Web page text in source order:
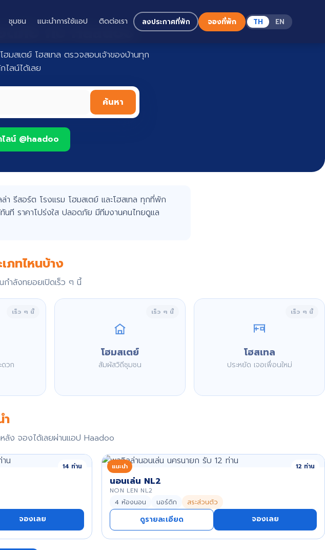
ชุมชน แนะนำการใช้แอป ติดต่อเรา ลงประกาศที่พัก จองที่พัก TH EN
ดภัย กับ Haadoo
สเตย์ โฮสเทล ตรวจสอบเจ้าของบ้านทุก
ลน์ได้เลย
ค้นหา
ไลน์ @haadoo
รีสอร์ต โรงแรม โฮมสเตย์ และโฮสเทล ทุกที่พัก
ที ราคาโปร่งใส ปลอดภัย มีทีมงานคนไทยดูแล
ภทไหนบ้าง
กำลังทยอยเปิดเร็ว ๆ นี้
เร็ว ๆ นี้
ดวก
เร็ว ๆ นี้
โฮมสเตย์
สัมผัสวิถีชุมชน
เร็ว ๆ นี้
โฮสเทล
ประหยัด เจอเพื่อนใหม่
ลัง จองได้เลยผ่านแอป Haadoo
14 ท่าน
จองเลย
แนะนำ 12 ท่าน
นอนเล่น NL2
NON LEN NL2
4 ห้องนอน นอร์ดิก สระส่วนตัว
ดูรายละเอียด จองเลย